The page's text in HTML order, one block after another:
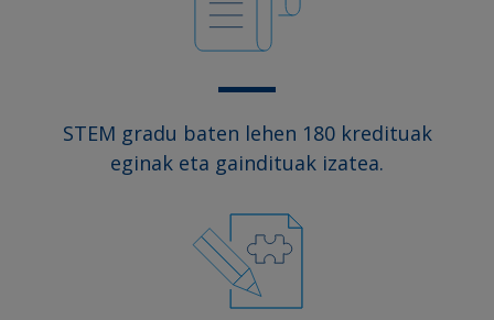
STEM gradu baten lehen 180 kredituak
eginak eta gaindituak izatea.